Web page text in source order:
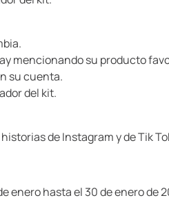
mencionando su producto
su cuenta.
del kit.
de Instagram y de Tik
enero hasta el 30 de enero